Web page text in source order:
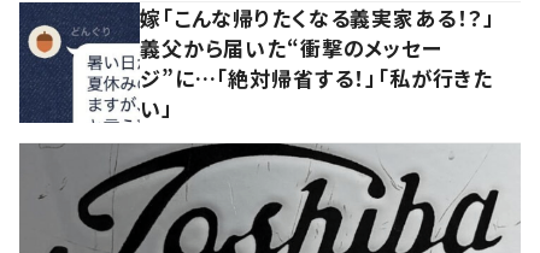
嫁「こんな帰りたくなる義実家ある！？」
義父から届いた“衝撃のメッセー
ジ”に…「絶対帰省する！」「私が行きた
い」